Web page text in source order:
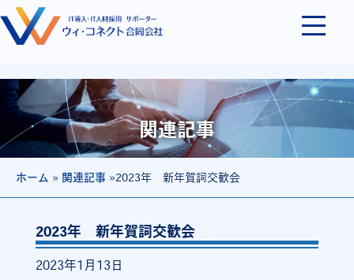
関連記事
ホーム » 関連記事 »2023年 新年賀詞交歓会
2023年 新年賀詞交歓会
2023年1月13日